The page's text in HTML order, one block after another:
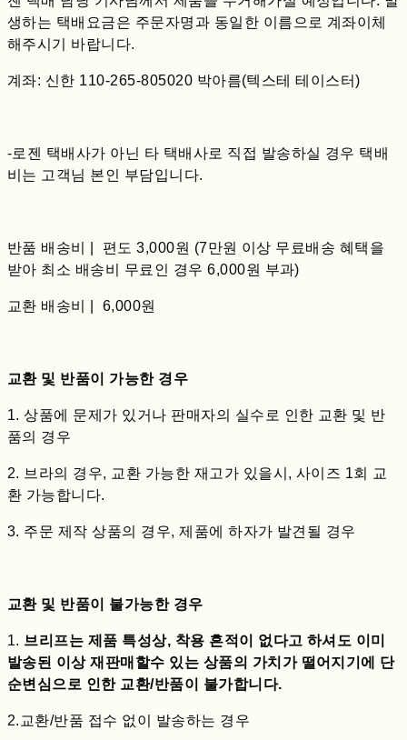
생하는 택배요금은 주문자명과 동일한 이름으로 계좌이체
해주시기 바랍니다.
계좌: 신한 110-265-805020 박아름(텍스테 테이스터)
-로젠 택배사가 아닌 타 택배사로 직접 발송하실 경우 택배
비는 고객님 본인 부담입니다.
반품 배송비 | 편도 3,000원 (7만원 이상 무료배송 혜택을
받아 최소 배송비 무료인 경우 6,000원 부과)
교환 배송비 | 6,000원
교환 및 반품이 가능한 경우
1. 상품에 문제가 있거나 판매자의 실수로 인한 교환 및 반
품의 경우
2. 브라의 경우, 교환 가능한 재고가 있을시, 사이즈 1회 교
환 가능합니다.
3. 주문 제작 상품의 경우, 제품에 하자가 발견될 경우
교환 및 반품이 불가능한 경우
1. 브리프는 제품 특성상, 착용 흔적이 없다고 하셔도 이미
발송된 이상 재판매할수 있는 상품의 가치가 떨어지기에 단
순변심으로 인한 교환/반품이 불가합니다.
2.교환/반품 접수 없이 발송하는 경우